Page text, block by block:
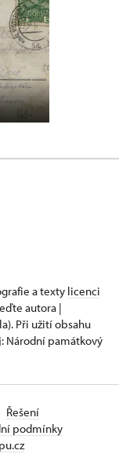
a texty licenci
autora |
Při užití obsahu
Národní památkový
Řešení
podmínky